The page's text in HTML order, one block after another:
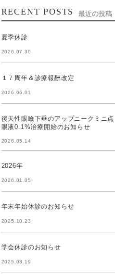
RECENT POSTS 最近の投稿
夏季休診
2026.07.30
１７周年＆診療報酬改定
2026.06.01
後天性眼瞼下垂のアップニークミニ点
眼液0.1%治療開始のお知らせ
2026.05.14
2026年
2026.01.05
年末年始休診のお知らせ
2025.10.23
学会休診のお知らせ
2025.08.19